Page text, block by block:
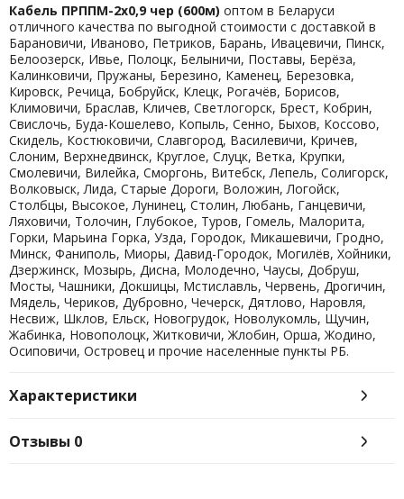
Кабель ПРППМ-2х0,9 чер (600м) оптом в Беларуси
отличного качества по выгодной стоимости с доставкой в
Барановичи, Иваново, Петриков, Барань, Ивацевичи, Пинск,
Белоозерск, Ивье, Полоцк, Белыничи, Поставы, Берёза,
Калинковичи, Пружаны, Березино, Каменец, Березовка,
Кировск, Речица, Бобруйск, Клецк, Рогачёв, Борисов,
Климовичи, Браслав, Кличев, Светлогорск, Брест, Кобрин,
Свислочь, Буда-Кошелево, Копыль, Сенно, Быхов, Коссово,
Скидель, Костюковичи, Славгород, Василевичи, Кричев,
Слоним, Верхнедвинск, Круглое, Слуцк, Ветка, Крупки,
Смолевичи, Вилейка, Сморгонь, Витебск, Лепель, Солигорск,
Волковыск, Лида, Старые Дороги, Воложин, Логойск,
Столбцы, Высокое, Лунинец, Столин, Любань, Ганцевичи,
Ляховичи, Толочин, Глубокое, Туров, Гомель, Малорита,
Горки, Марьина Горка, Узда, Городок, Микашевичи, Гродно,
Минск, Фаниполь, Миоры, Давид-Городок, Могилёв, Хойники,
Дзержинск, Мозырь, Дисна, Молодечно, Чаусы, Добруш,
Мосты, Чашники, Докшицы, Мстиславль, Червень, Дрогичин,
Мядель, Чериков, Дубровно, Чечерск, Дятлово, Наровля,
Несвиж, Шклов, Ельск, Новогрудок, Новолукомль, Щучин,
Жабинка, Новополоцк, Житковичи, Жлобин, Орша, Жодино,
Осиповичи, Островец и прочие населенные пункты РБ.
Характеристики
Отзывы 0